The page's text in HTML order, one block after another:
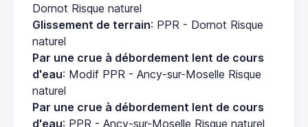
Dornot Risque naturel
Glissement de terrain: PPR - Dornot Risque
naturel
Par une crue à débordement lent de cours
d'eau: Modif PPR - Ancy-sur-Moselle Risque
naturel
Par une crue à débordement lent de cours
d'eau: PPR - Ancy-sur-Moselle Risque naturel